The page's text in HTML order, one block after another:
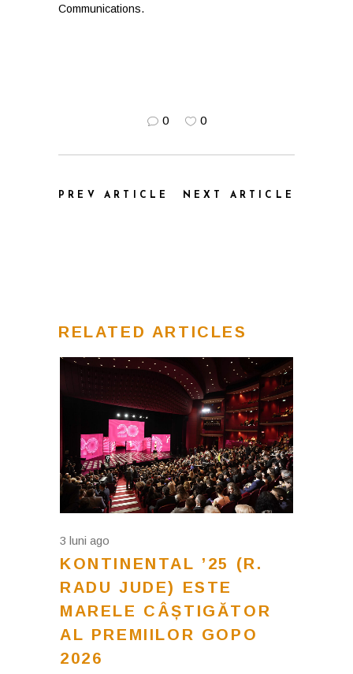
Communications.
0 0
PREV ARTICLE NEXT ARTICLE
RELATED ARTICLES
3 luni ago
KONTINENTAL ’25 (R.
RADU JUDE) ESTE
MARELE CÂȘTIGĂTOR
AL PREMIILOR GOPO
2026